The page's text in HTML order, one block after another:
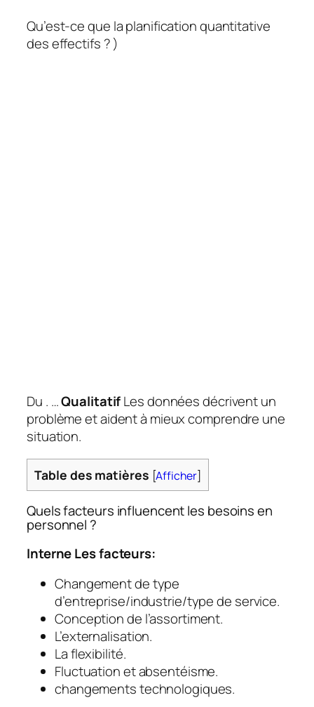
Qu’est-ce que la planification quantitative
des effectifs ? )
Du . …QualitatifLes données décrivent un
problème et aident à mieux comprendre une
situation.
Table des matières [Afficher]
Quels facteurs influencent les besoins en
personnel ?
InterneLes facteurs:
Changement de type
d’entreprise/industrie/type de service.
Conception de l’assortiment.
L’externalisation.
La flexibilité.
Fluctuation et absentéisme.
changements technologiques.